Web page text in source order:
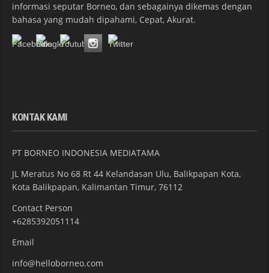
informasi seputar Borneo, dan sebagainya dikemas dengan
bahasa yang mudah dipahami, Cepat, Akurat.
KONTAK KAMI
PT BORNEO INDONESIA MEDIATAMA
JL Meratus No 68 Rt 44 Kelandasan Ulu, Balikpapan Kota,
Kota Balikpapan, Kalimantan Timur, 76112
Contact Person
+6285392051114
Email
info@helloborneo.com